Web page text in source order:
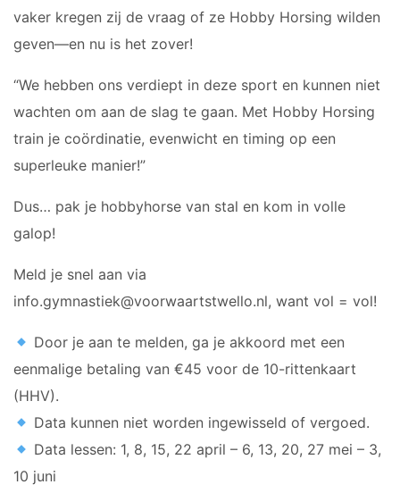
vaker kregen zij de vraag of ze Hobby Horsing wilden
geven—en nu is het zover!
“We hebben ons verdiept in deze sport en kunnen niet
wachten om aan de slag te gaan. Met Hobby Horsing
train je coördinatie, evenwicht en timing op een
superleuke manier!”
Dus… pak je hobbyhorse van stal en kom in volle
galop!
Meld je snel aan via
info.gymnastiek@voorwaartstwello.nl, want vol = vol!
Door je aan te melden, ga je akkoord met een
eenmalige betaling van €45 voor de 10-rittenkaart
(HHV).
Data kunnen niet worden ingewisseld of vergoed.
Data lessen: 1, 8, 15, 22 april – 6, 13, 20, 27 mei – 3,
10 juni